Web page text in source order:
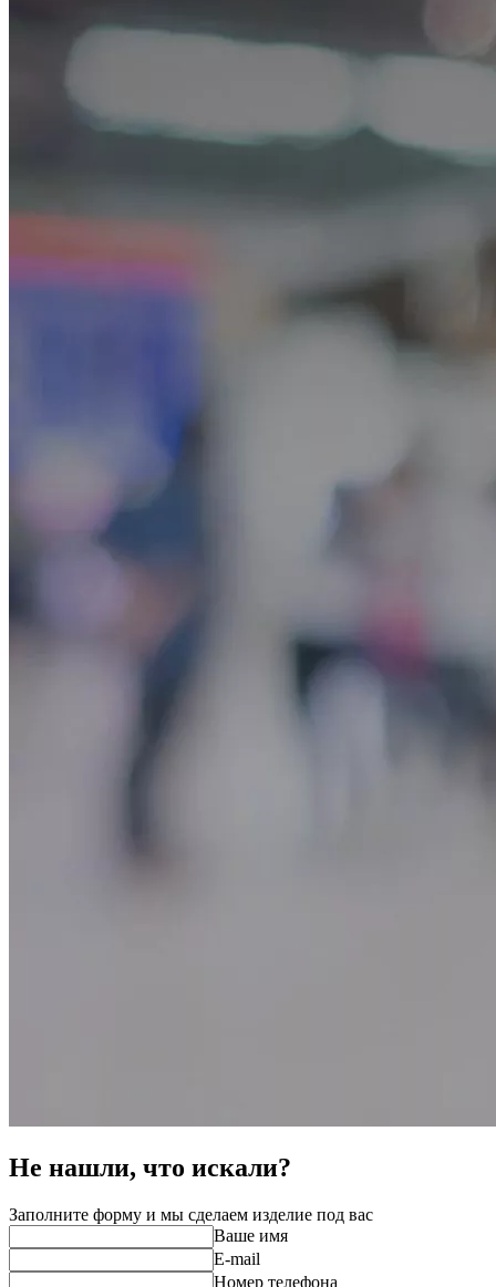
Не нашли, что искали?
Заполните форму и мы сделаем изделие под вас
Ваше имя
E-mail
Номер телефона